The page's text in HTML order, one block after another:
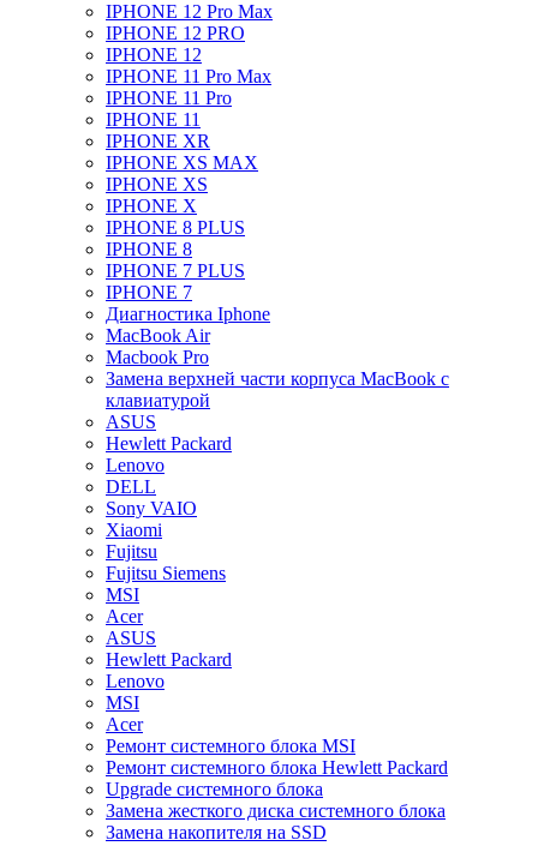
IPHONE 12 Pro Max
IPHONE 12 PRO
IPHONE 12
IPHONE 11 Pro Max
IPHONE 11 Pro
IPHONE 11
IPHONE XR
IPHONE XS MAX
IPHONE XS
IPHONE X
IPHONE 8 PLUS
IPHONE 8
IPHONE 7 PLUS
IPHONE 7
Диагностика Iphone
MacBook Air
Macbook Pro
Замена верхней части корпуса MacBook с
клавиатурой
ASUS
Hewlett Packard
Lenovo
DELL
Sony VAIO
Xiaomi
Fujitsu
Fujitsu Siemens
MSI
Acer
ASUS
Hewlett Packard
Lenovo
MSI
Acer
Ремонт системного блока MSI
Ремонт системного блока Hewlett Packard
Upgrade системного блока
Замена жесткого диска системного блока
Замена накопителя на SSD